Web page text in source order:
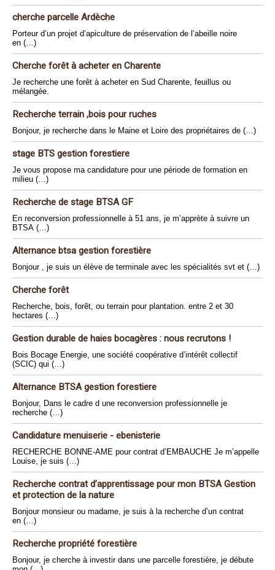
cherche parcelle Ardèche
Porteur d’un projet d’apiculture de préservation de l’abeille noire
en (…)
Cherche forêt à acheter en Charente
Je recherche une forêt à acheter en Sud Charente, feuillus ou
mélangée.
Recherche terrain ,bois pour ruches
Bonjour, je recherche dans le Maine et Loire des propriétaires de (…)
stage BTS gestion forestiere
Je vous propose ma candidature pour une période de formation en
milieu (…)
Recherche de stage BTSA GF
En reconversion professionnelle à 51 ans, je m’apprète à suivre un
BTSA (…)
Alternance btsa gestion forestière
Bonjour , je suis un élève de terminale avec les spécialités svt et (…)
Cherche forêt
Recherche, bois, forêt, ou terrain pour plantation. entre 2 et 30
hectares (…)
Gestion durable de haies bocagères : nous recrutons !
Bois Bocage Energie, une société coopérative d’intérêt collectif
(SCIC) qui (…)
Alternance BTSA gestion forestiere
Bonjour, Dans le cadre d une reconversion professionnelle je
recherche (…)
Candidature menuiserie - ebenisterie
RECHERCHE BONNE-AME pour contrat d’EMBAUCHE Je m’appelle
Louise, je suis (…)
Recherche contrat d’apprentissage pour mon BTSA Gestion
et protection de la nature
Bonjour monsieur ou madame, je suis à la recherche d’un contrat
en (…)
Recherche propriété forestière
Bonjour, je cherche à investir dans une parcelle forestière, je débute